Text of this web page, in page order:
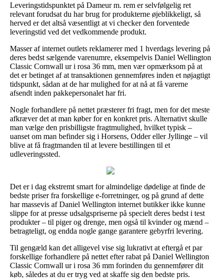
Leveringstidspunktet på Dameur m. rem er selvfølgelig ret
relevant forudsat du har brug for produkterne øjeblikkeligt, så
herved er det altså væsentligt at vi checker den forventede
leveringstid ved det vedkommende produkt.
Masser af internet outlets reklamerer med 1 hverdags levering på
deres bedst sælgende varenumre, eksempelvis Daniel Wellington
Classic Cornwall ur i rosa 36 mm, men vær opmærksom på at
det er betinget af at transaktionen gennemføres inden et nøjagtigt
tidspunkt, sådan at de har mulighed for at nå at få varerne
afsendt inden pakkepersonalet har fri.
Nogle forhandlere på nettet præsterer fri fragt, men for det meste
afkræver det at man køber for en konkret pris. Alternativt skulle
man vælge den prisbilligste fragtmulighed, hvilket typisk –
uanset om man befinder sig i Horsens, Odder eller Jyllinge – vil
blive at få fragtmanden til at levere bestillingen til et
udleveringssted.
Det er i dag ekstremt smart for almindelige dødelige at finde de
bedste priser fra forskellige e-forretninger, og på grund af dette
har massevis af Daniel Wellington internet butikker ikke kunne
slippe for at presse udsalgspriserne på specielt deres bedst i test
produkter – til piger og drenge, men også til kvinder og mænd –
betragteligt, og endda nogle gange garantere gebyrfri levering.
Til gengæld kan det alligevel vise sig lukrativt at eftergå et par
forskellige forhandlere på nettet efter rabat på Daniel Wellington
Classic Cornwall ur i rosa 36 mm forinden du gennemfører dit
køb, således at du er tryg ved at skaffe sig den bedste pris.